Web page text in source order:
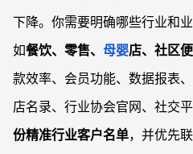
下降。你需要明确哪些行业和
如餐饮、零售、 母婴店、社区
款效率、会员功能、数据报表
店名录、行业协会官网、社交平
份精准行业客户名单，并优先